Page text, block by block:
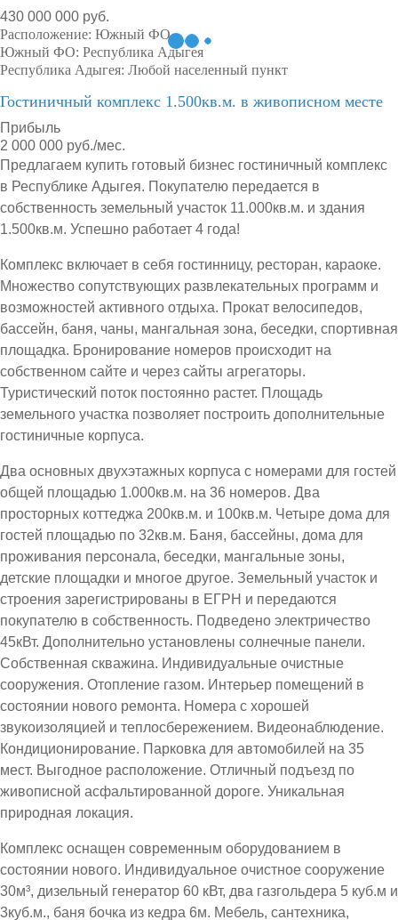
430 000 000 руб.
Расположение: Южный ФО
Южный ФО: Республика Адыгея
Республика Адыгея: Любой населенный пункт
Гостиничный комплекс 1.500кв.м. в живописном месте
Прибыль
2 000 000 руб./мес.
Предлагаем купить готовый бизнес гостиничный комплекс
в Республике Адыгея. Покупателю передается в
собственность земельный участок 11.000кв.м. и здания
1.500кв.м. Успешно работает 4 года!
Комплекс включает в себя гостинницу, ресторан, караоке.
Множество сопутствующих развлекательных программ и
возможностей активного отдыха. Прокат велосипедов,
бассейн, баня, чаны, мангальная зона, беседки, спортивная
площадка. Бронирование номеров происходит на
собственном сайте и через сайты агрегаторы.
Туристический поток постоянно растет. Площадь
земельного участка позволяет построить дополнительные
гостиничные корпуса.
Два основных двухэтажных корпуса с номерами для гостей
общей площадью 1.000кв.м. на 36 номеров. Два
просторных коттеджа 200кв.м. и 100кв.м. Четыре дома для
гостей площадью по 32кв.м. Баня, бассейны, дома для
проживания персонала, беседки, мангальные зоны,
детские площадки и многое другое. Земельный участок и
строения зарегистрированы в ЕГРН и передаются
покупателю в собственность. Подведено электричество
45кВт. Дополнительно установлены солнечные панели.
Собственная скважина. Индивидуальные очистные
сооружения. Отопление газом. Интерьер помещений в
состоянии нового ремонта. Номера с хорошей
звукоизоляцией и теплосбережением. Видеонаблюдение.
Кондиционирование. Парковка для автомобилей на 35
мест. Выгодное расположение. Отличный подъезд по
живописной асфальтированной дороге. Уникальная
природная локация.
Комплекс оснащен современным оборудованием в
состоянии нового. Индивидуальное очистное сооружение
30м³, дизельный генератор 60 кВт, два газгольдера 5 куб.м и
3куб.м., баня бочка из кедра 6м. Мебель, сантехника,